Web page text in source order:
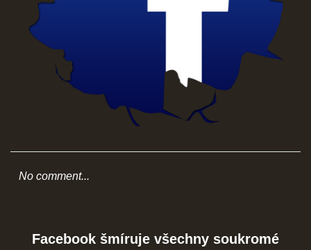
SOCIÁLNÍ SÍTĚ
No comment...
Facebook šmíruje všechny soukromé